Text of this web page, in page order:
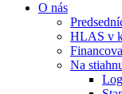
O nás
HLAS v
Na